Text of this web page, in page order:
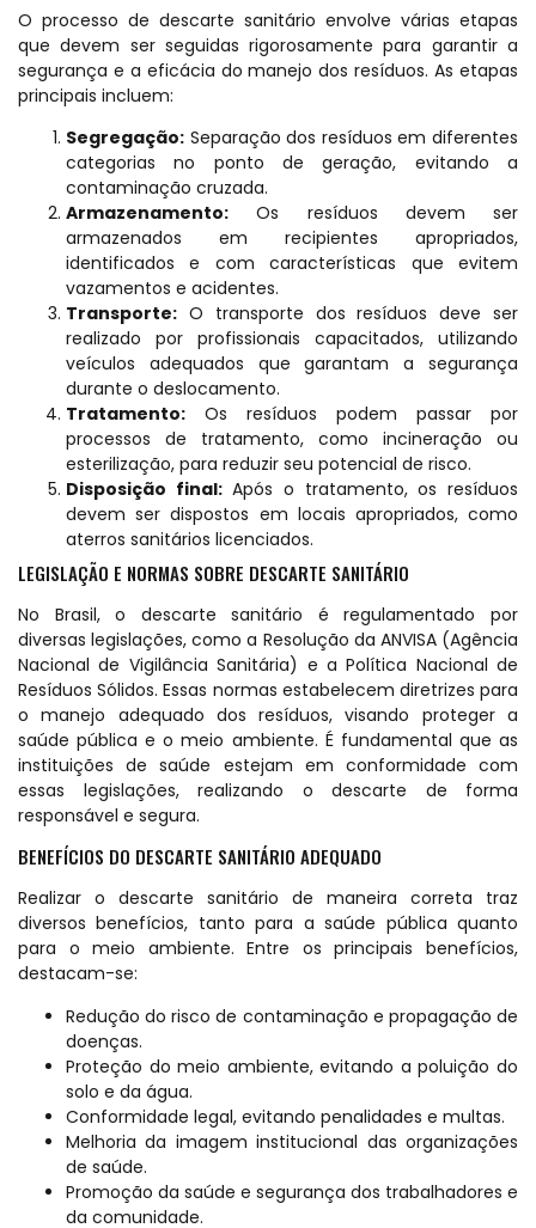
O processo de descarte sanitário envolve várias etapas
que devem ser seguidas rigorosamente para garantir a
segurança e a eficácia do manejo dos resíduos. As etapas
principais incluem:
Segregação: Separação dos resíduos em diferentes
categorias no ponto de geração, evitando a
contaminação cruzada.
Armazenamento: Os resíduos devem ser
armazenados em recipientes apropriados,
identificados e com características que evitem
vazamentos e acidentes.
Transporte: O transporte dos resíduos deve ser
realizado por profissionais capacitados, utilizando
veículos adequados que garantam a segurança
durante o deslocamento.
Tratamento: Os resíduos podem passar por
processos de tratamento, como incineração ou
esterilização, para reduzir seu potencial de risco.
Disposição final:Após o tratamento, os resíduos
devem ser dispostos em locais apropriados, como
aterros sanitários licenciados.
LEGISLAÇÃO E NORMAS SOBRE DESCARTE SANITÁRIO
No Brasil, o descarte sanitário é regulamentado por
diversas legislações, como a Resolução da ANVISA (Agência
Nacional de Vigilância Sanitária) e a Política Nacional de
Resíduos Sólidos. Essas normas estabelecem diretrizes para
o manejo adequado dos resíduos, visando proteger a
saúde pública e o meio ambiente. É fundamental que as
instituições de saúde estejam em conformidade com
essas legislações, realizando o descarte de forma
responsável e segura.
BENEFÍCIOS DO DESCARTE SANITÁRIO ADEQUADO
Realizar o descarte sanitário de maneira correta traz
diversos benefícios, tanto para a saúde pública quanto
para o meio ambiente. Entre os principais benefícios,
destacam-se:
Redução do risco de contaminação e propagação de
doenças.
Proteção do meio ambiente, evitando a poluição do
solo e da água.
Conformidade legal, evitando penalidades e multas.
Melhoria da imagem institucional das organizações
de saúde.
Promoção da saúde e segurança dos trabalhadores e
da comunidade.